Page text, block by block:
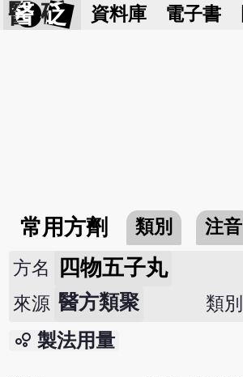
醫 砭 資料庫 電子書
常用方劑 類別 注音
方名 四物五子丸
來源 醫方類聚 類別
bubble_chart 製法用量